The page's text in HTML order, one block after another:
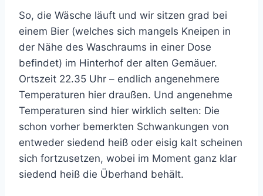
So, die Wäsche läuft und wir sitzen grad bei
einem Bier (welches sich mangels Kneipen in
der Nähe des Waschraums in einer Dose
befindet) im Hinterhof der alten Gemäuer.
Ortszeit 22.35 Uhr – endlich angenehmere
Temperaturen hier draußen. Und angenehme
Temperaturen sind hier wirklich selten: Die
schon vorher bemerkten Schwankungen von
entweder siedend heiß oder eisig kalt scheinen
sich fortzusetzen, wobei im Moment ganz klar
siedend heiß die Überhand behält.